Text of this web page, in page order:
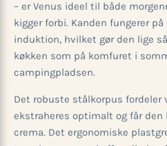
– er Venus ideel til både
kigger forbi. Kanden fungerer
induktion, hvilket gør den lige
køkken som på komfuret i
campingpladsen.
Det robuste stålkorpus
ekstraheres optimalt og får
crema. Det ergonomiske